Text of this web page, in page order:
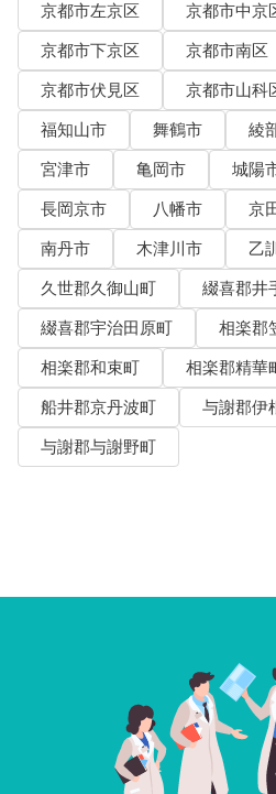
京都市左京区
京都市中京
京都市下京区
京都市南区
京都市伏見区
京都市山科
福知山市
舞鶴市 綾
宮津市
亀岡市 城陽
長岡京市
八幡市 京
南丹市
木津川市
乙
久世郡久御山町
綴喜郡井
綴喜郡宇治田原町
相楽郡
相楽郡和束町
相楽郡精華
船井郡京丹波町
与謝郡伊
与謝郡与謝野町